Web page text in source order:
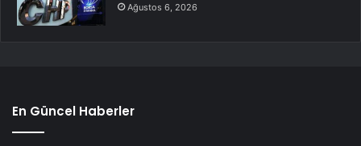
Ağustos 6, 2026
En Güncel Haberler